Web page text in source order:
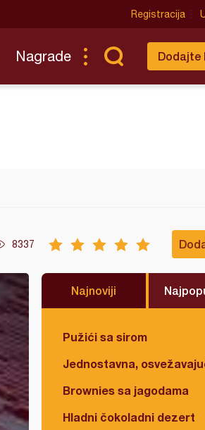
Registracija
Nagrade Dodajte
8337
Najnoviji
Pužići sa sirom
Jednostavna,
Brownies sa jagodama
Hladni čokoladni dezert